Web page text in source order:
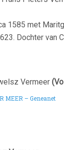
1585 met
Dochter van
Vermeer
MEER – Geneanet